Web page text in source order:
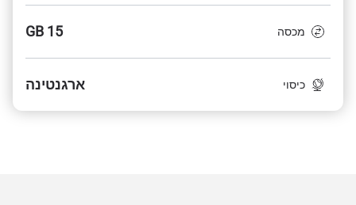
מכסה 15 GB
כיסוי ארגנטינה